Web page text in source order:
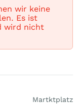
wir keine
Es ist
wird nicht
Martktplatz